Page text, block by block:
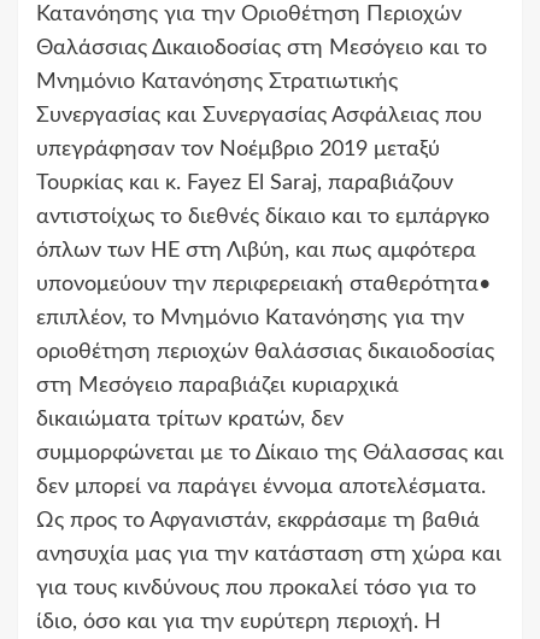
Κατανόησης για την Οριοθέτηση Περιοχών
Θαλάσσιας Δικαιοδοσίας στη Μεσόγειο και το
Μνημόνιο Κατανόησης Στρατιωτικής
Συνεργασίας και Συνεργασίας Ασφάλειας που
υπεγράφησαν τον Νοέμβριο 2019 μεταξύ
Τουρκίας και κ. Fayez El Saraj, παραβιάζουν
αντιστοίχως το διεθνές δίκαιο και το εμπάργκο
όπλων των ΗΕ στη Λιβύη, και πως αμφότερα
υπονομεύουν την περιφερειακή σταθερότητα•
επιπλέον, το Μνημόνιο Κατανόησης για την
οριοθέτηση περιοχών θαλάσσιας δικαιοδοσίας
στη Μεσόγειο παραβιάζει κυριαρχικά
δικαιώματα τρίτων κρατών, δεν
συμμορφώνεται με το Δίκαιο της Θάλασσας και
δεν μπορεί να παράγει έννομα αποτελέσματα.
Ως προς το Αφγανιστάν, εκφράσαμε τη βαθιά
ανησυχία μας για την κατάσταση στη χώρα και
για τους κινδύνους που προκαλεί τόσο για το
ίδιο, όσο και για την ευρύτερη περιοχή. Η